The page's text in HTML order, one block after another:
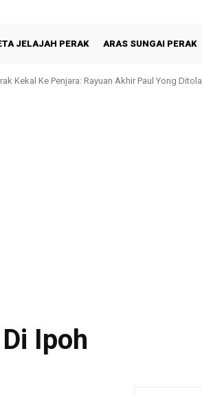
JELAJAH PERAK ARAS SUNGAI PERAK
Kekal Ke Penjara: Rayuan Akhir Paul Yong
Ipoh